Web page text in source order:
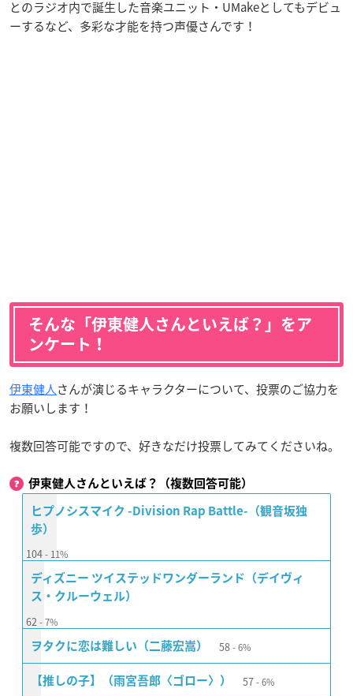
とのラジオ内で誕生した音楽ユニット・UMakeとしてもデビュ
ーするなど、多彩な才能を持つ声優さんです！
そんな「伊東健人さんといえば？」をア
ンケート！
伊東健人さんが演じるキャラクターについて、投票のご協力を
お願いします！
複数回答可能ですので、好きなだけ投票してみてくださいね。
伊東健人さんといえば？（複数回答可能）
ヒプノシスマイク -Division Rap Battle-（観音坂独
歩）
104 11%
ディズニー ツイステッドワンダーランド（デイヴィ
ス・クルーウェル）
62 7%
ヲタクに恋は難しい（二藤宏嵩） 58 6%
【推しの子】（雨宮吾郎〈ゴロー〉） 57 6%